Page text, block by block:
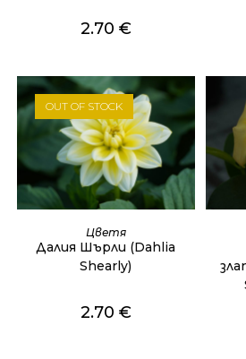
2.70 €
OUT OF STOCK
ОЩЕ
Цветя
Далия Шърли (Dahlia
Shearly)
2.70 €